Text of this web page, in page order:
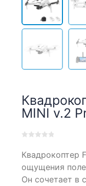
MINI v.2
out
based
on
Квадрокоптер
ощущения
Он сочетает в